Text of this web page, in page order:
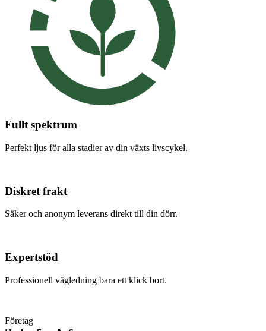
Fullt spektrum
Perfekt ljus för alla stadier av din växts livscykel.
Diskret frakt
Säker och anonym leverans direkt till din dörr.
Expertstöd
Professionell vägledning bara ett klick bort.
Företag